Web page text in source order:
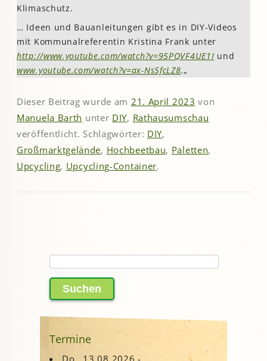
Klimaschutz.
… Ideen und Bauanleitungen gibt es in DIY-Videos
mit Kommunalreferentin Kristina Frank unter
http://www.youtube.com/watch?v=95PQVF4UE1I und
www.youtube.com/watch?v=qx-Ns5fcLZ8.„
Dieser Beitrag wurde am 21. April 2023 von
Manuela Barth unter DIY, Rathausumschau
veröffentlicht. Schlagwörter: DIY,
Großmarktgelände, Hochbeetbau, Paletten,
Upcycling, Upcycling-Container.
nach:
Termine
Do., 13.08.2026 -